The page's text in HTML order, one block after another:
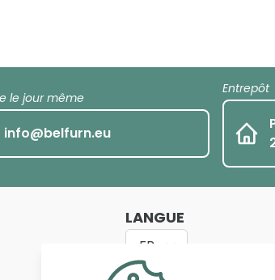
le jour même
info@belfurn.eu
Entrepôt
LANGUE
FR